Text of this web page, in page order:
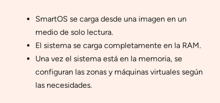
SmartOS se carga desde una imagen en un
medio de solo lectura.
El sistema se carga completamente en la RAM.
Una vez el sistema está en la memoria, se
configuran las zonas y máquinas virtuales según
las necesidades.